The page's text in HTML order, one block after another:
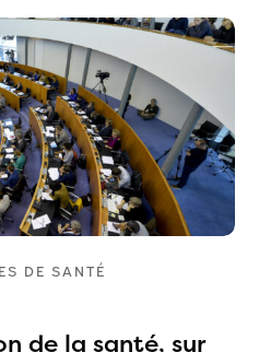
DE SANTÉ
de la santé, sur